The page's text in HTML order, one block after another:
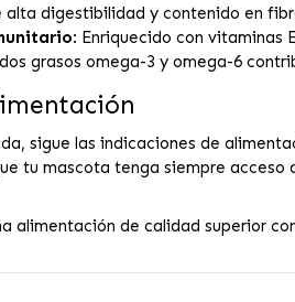
alta digestibilidad y contenido en
: Enriquecido con vitaminas
grasos omega-3 y omega-6
sigue las indicaciones de
tu mascota tenga siempre
alimentación de calidad superior